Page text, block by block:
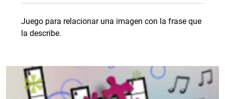
Juego para relacionar una imagen con la frase que
la describe.